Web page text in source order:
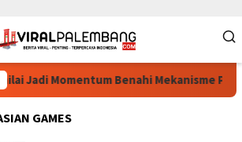
Jadi Momentum Benahi Mekanisme
GAMES